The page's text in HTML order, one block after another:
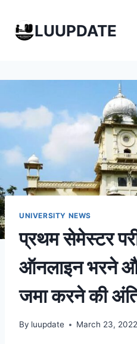
contentLUUPDATE
UNIVERSITY NEWS
प्रथम सेमेस्टर
ऑनलाइन भरने
जमा करने की
By luupdate March 23, 2022